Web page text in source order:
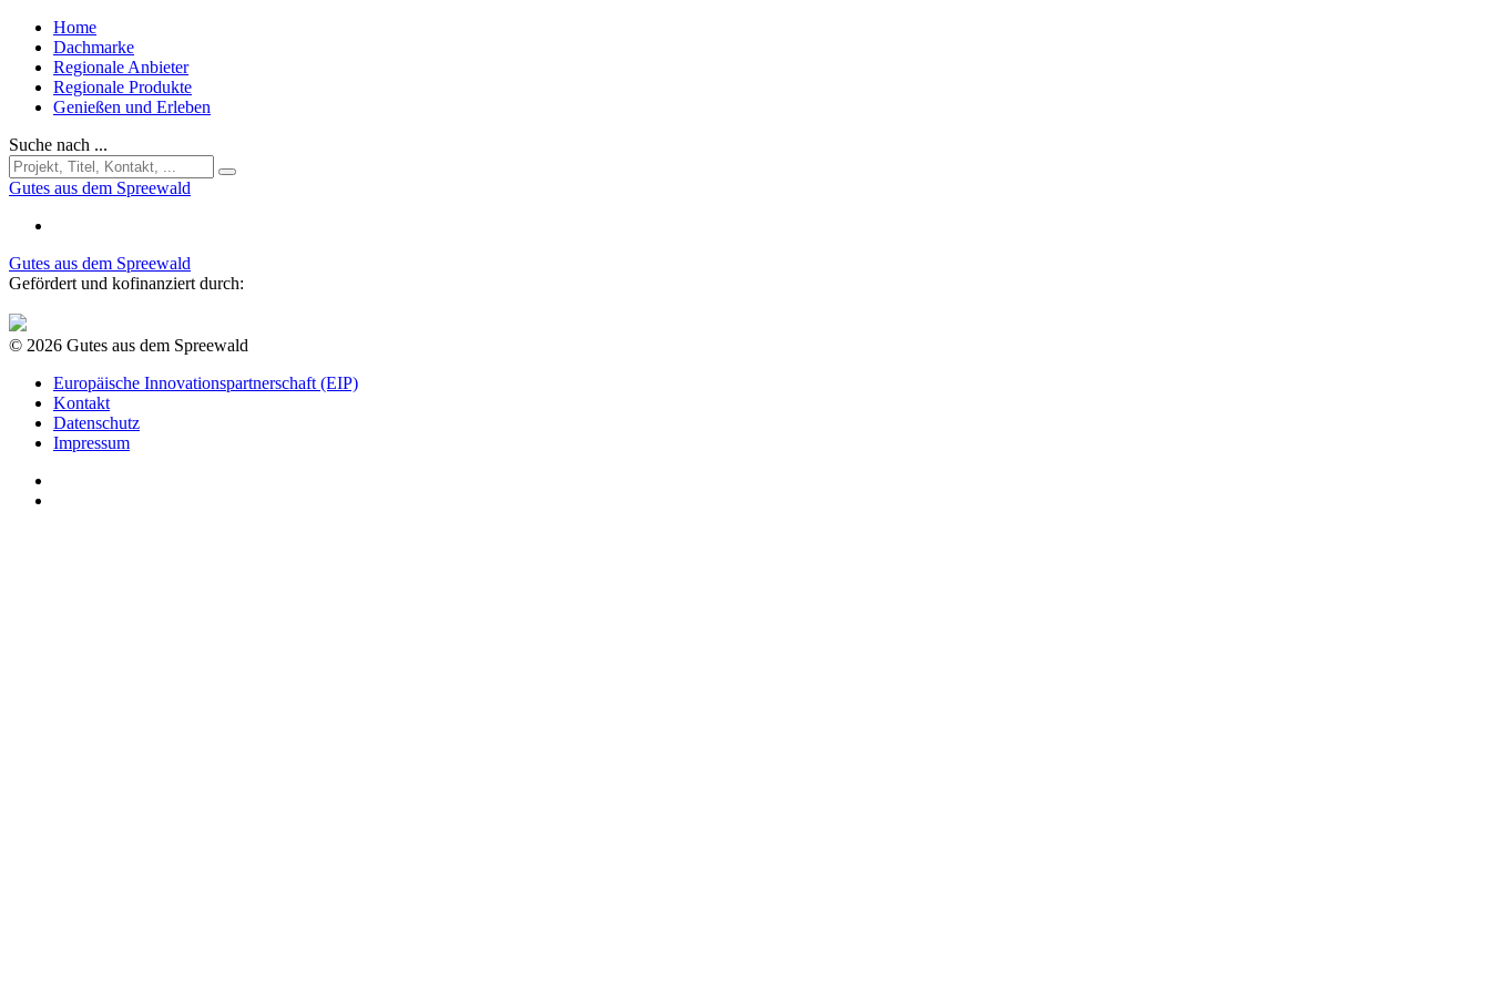
Home
Dachmarke
Regionale Anbieter
Regionale Produkte
Genießen und Erleben
Suche nach ...
Gutes aus dem Spreewald
Gutes aus dem Spreewald
Gefördert und kofinanziert durch:
© 2026 Gutes aus dem Spreewald
Europäische Innovationspartnerschaft (EIP)
Kontakt
Datenschutz
Impressum